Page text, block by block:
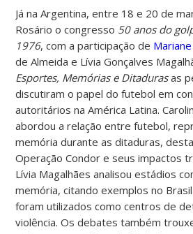
Já na Argentina, entre 18 e 20 de
Rosário o congresso 50 anos do
1976, com a participação de
de Almeida e Lívia Gonçalves
Esportes, Memórias e Ditadurasas
discutiram o papel do futebol em
autoritários na América Latina.
abordou a relação entre futebol,
memória durante as ditaduras,
Operação Condor e seus impactos
Lívia Magalhães analisou estádios
memória, citando exemplos no
foram utilizados como centros de
violência. Os debates também